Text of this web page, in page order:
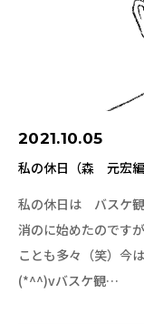
2021.10.05
私の休日（森 元宏編
私の休日は バスケ
消のに始めたのです
ことも多々（笑）今
(*^^)vバスケ観…